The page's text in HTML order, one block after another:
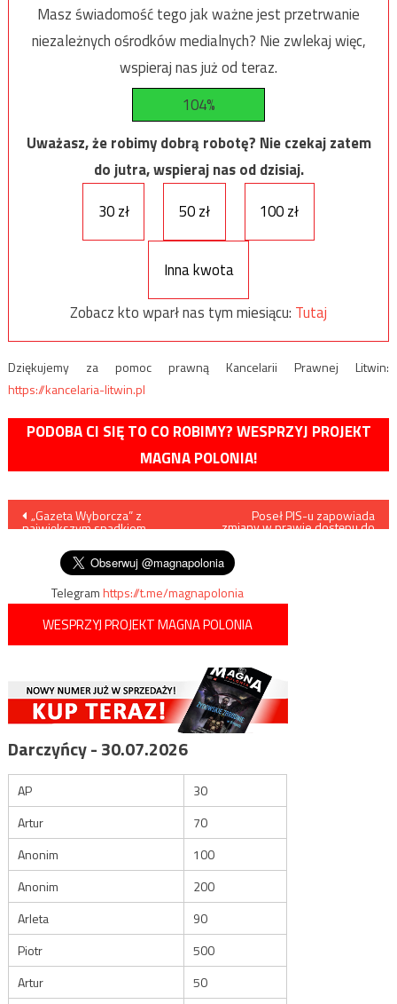
Masz świadomość tego jak ważne jest przetrwanie
niezależnych ośrodków medialnych? Nie zwlekaj więc,
wspieraj nas już od teraz.
104%
Uważasz, że robimy dobrą robotę? Nie czekaj zatem
do jutra, wspieraj nas od dzisiaj.
30 zł
50 zł 100 zł
Inna kwota
Zobacz kto wparł nas tym miesiącu: Tutaj
Dziękujemy za pomoc prawną Kancelarii Prawnej Litwin:
https://kancelaria-litwin.pl
PODOBA CI SIĘ TO CO ROBIMY? WESPRZYJ PROJEKT
MAGNA POLONIA!
Nawigacja
wpisu
„Gazeta Wyborcza” z
największym spadkiem
Poseł PIS-u zapowiada
zmiany w prawie dostępu do
Telegramhttps://t.me/magnapolonia
WESPRZYJ PROJEKT MAGNA POLONIA
Darczyńcy - 30.07.2026
AP
30
Artur
70
Anonim
100
Anonim
200
Arleta
90
Piotr
500
Artur
50